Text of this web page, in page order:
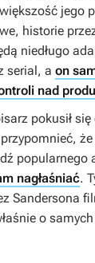
jego
historie
niedługo
serial, a on
nad
pokusił
popularnego
nagłaśniać.
Sandersona
o